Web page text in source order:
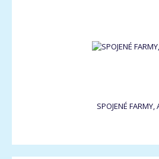
SPOJENÉ FARMY,